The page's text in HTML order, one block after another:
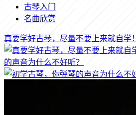
古琴入门
名曲欣赏
真要学好古琴，尽量不要上来就自学！
的声音为什么不好听？